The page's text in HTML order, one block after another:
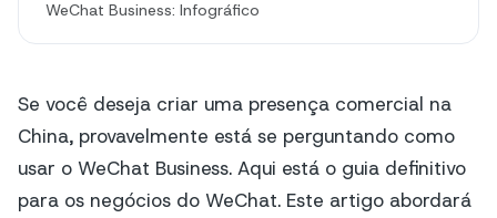
WeChat Business: Infográfico
Se você deseja criar uma presença comercial na
China, provavelmente está se perguntando como
usar o WeChat Business. Aqui está o guia definitivo
para os negócios do WeChat. Este artigo abordará